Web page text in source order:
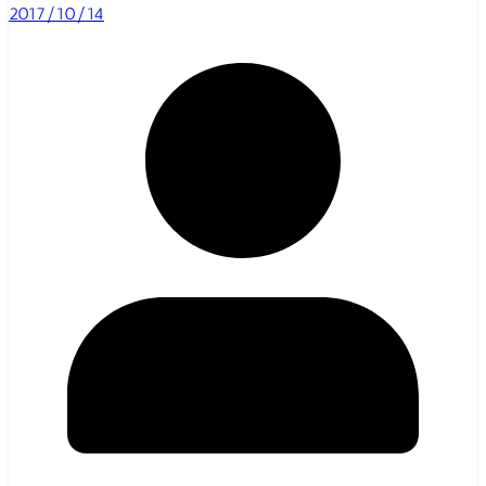
2017/10/14